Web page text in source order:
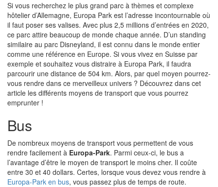
Si vous recherchez le plus grand parc à thèmes et complexe
hôtelier d’Allemagne, Europa Park est l’adresse incontournable où
il faut poser ses valises. Avec plus 2,5 millions d’entrées en 2020,
ce parc attire beaucoup de monde chaque année. D’un standing
similaire au parc Disneyland, il est connu dans le monde entier
comme une référence en Europe. Si vous vivez en Suisse par
exemple et souhaitez vous distraire à Europa Park, il faudra
parcourir une distance de 504 km. Alors, par quel moyen pourrez-
vous rendre dans ce merveilleux univers ? Découvrez dans cet
article les différents moyens de transport que vous pourrez
emprunter !
Bus
De nombreux moyens de transport vous permettent de vous
rendre facilement à Europa-Park. Parmi ceux-ci, le bus a
l’avantage d’être le moyen de transport le moins cher. Il coûte
entre 30 et 40 dollars. Certes, lorsque vous devez vous rendre à
Europa-Park en bus, vous passez plus de temps de route.